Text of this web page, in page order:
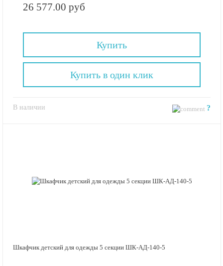
26 577.00 руб
Купить
В наличии ?
Купить в один клик
Шкафчик детский для одежды 5 секции ШК-АД-140-5